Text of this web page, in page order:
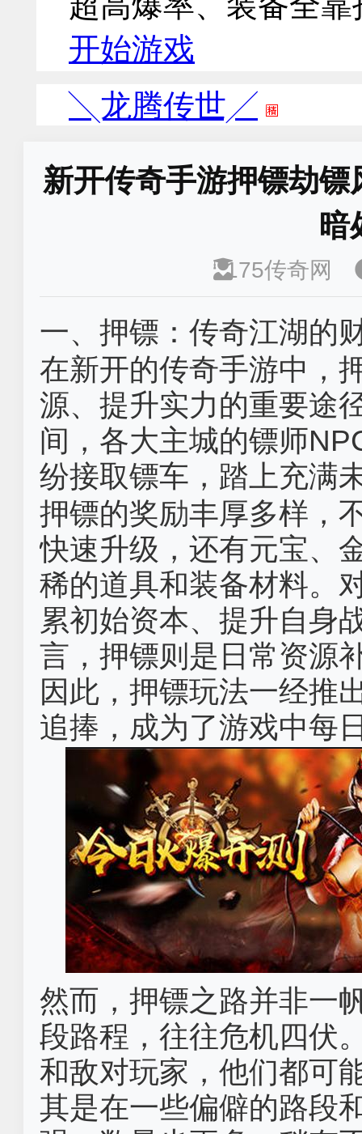
新开传奇手游押镖劫
暗
175传奇网
一、押镖：传奇江湖的
在新开的传奇手游中，
源、提升实力的重要途
间，各大主城的镖师
纷接取镖车，踏上充满
押镖的奖励丰厚多样，
快速升级，还有元宝、
稀的道具和装备材料。
累初始资本、提升自身
言，押镖则是日常资源
因此，押镖玩法一经推
追捧，成为了游戏中每
然而，押镖之路并非一
段路程，往往危机四伏
和敌对玩家，他们都可
其是在一些偏僻的路段